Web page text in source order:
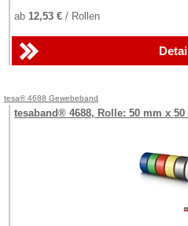
ab 12,53 € / Rollen
tesa® 4688 Gewebeband
tesaband® 4688, Rolle: 50 mm x 50